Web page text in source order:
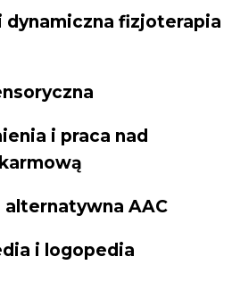
dynamiczna fizjoterapia
i praca nad
alternatywna AAC
i logopedia